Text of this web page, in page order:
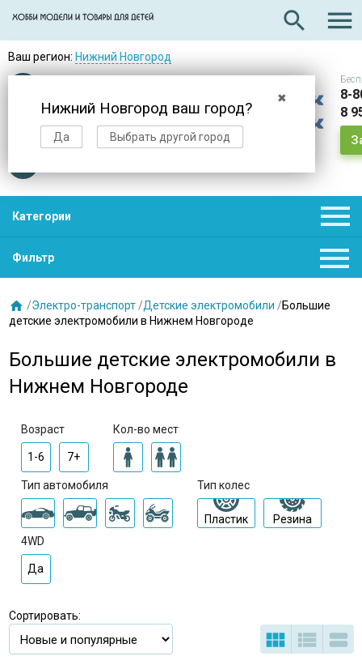
search 
Ваш регион: Нижний Новгород
✖
Нижний Новгород ваш город?
Да Выбрать другой город
Доставкав день заказа
8-
8
Категории 
Фильтр 
 /Электро-транспорт /Детские электромобили /Большие
детские электромобили в Нижнем Новгороде
Большие детские электромобили в
Нижнем Новгороде
Возраст
1-6 7+
Кол-во мест
Тип автомобиля Тип колес
Пластик
Резина
4WD
Да
Сортировать:
  